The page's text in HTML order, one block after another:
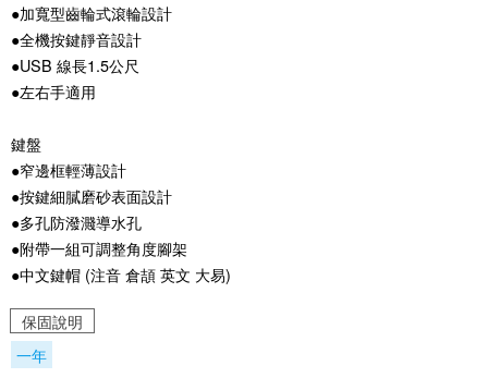
●加寬型齒輪式滾輪設計
●全機按鍵靜音設計
●USB 線長1.5公尺
●左右手適用
鍵盤
●窄邊框輕薄設計
●按鍵細膩磨砂表面設計
●多孔防潑濺導水孔
●附帶一組可調整角度腳架
●中文鍵帽 (注音 倉頡 英文 大易)
保固說明
一年